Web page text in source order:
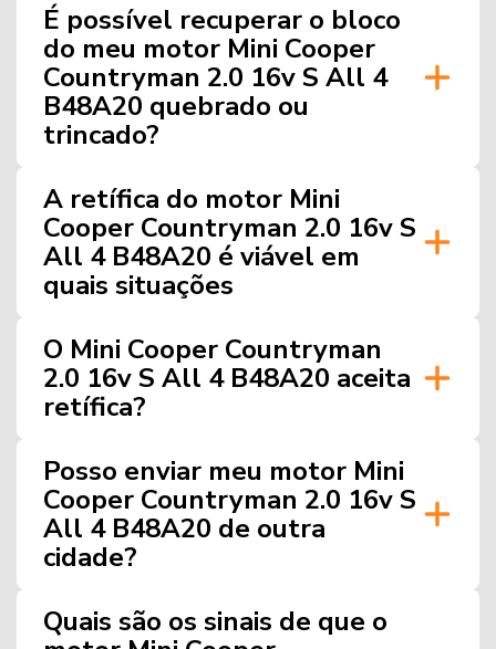
É possível recuperar o bloco
do meu motor Mini Cooper
Countryman 2.0 16v S All 4
B48A20 quebrado ou
trincado?
A retífica do motor Mini
Cooper Countryman 2.0 16v S
All 4 B48A20 é viável em
quais situações
O Mini Cooper Countryman
2.0 16v S All 4 B48A20 aceita
retífica?
Posso enviar meu motor Mini
Cooper Countryman 2.0 16v S
All 4 B48A20 de outra
cidade?
Quais são os sinais de que o